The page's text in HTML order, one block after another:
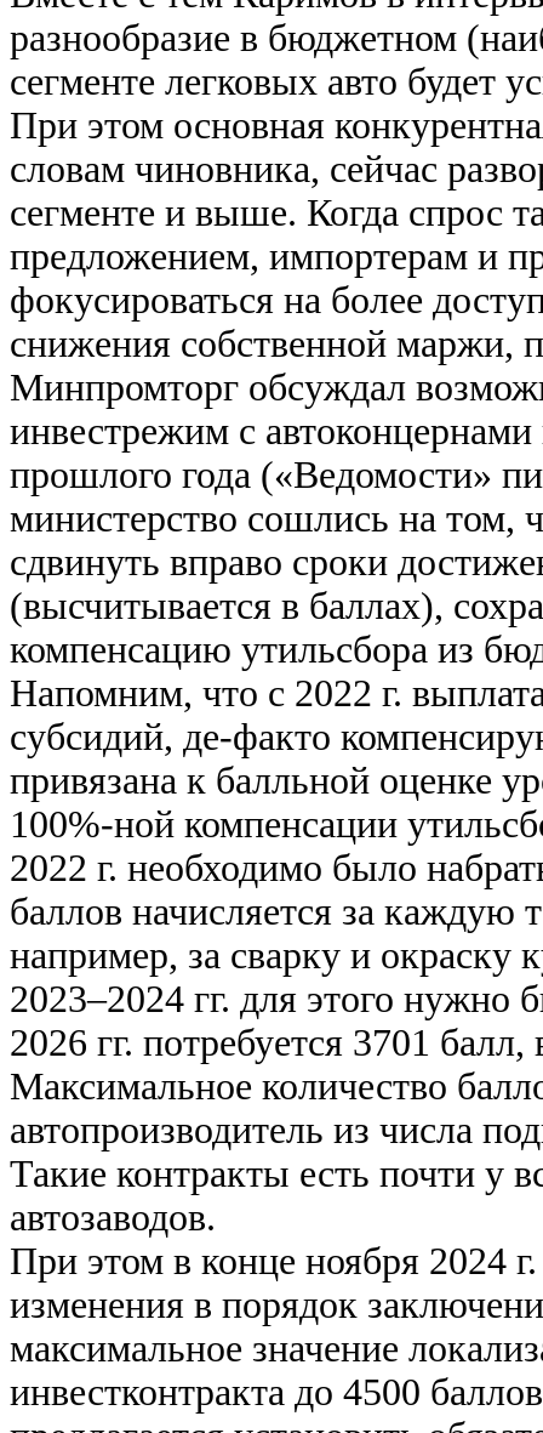
разнообразие в бюджетном
сегменте легковых авто будет
При этом основная
словам чиновника, сейчас
сегменте и выше. Когда спрос
предложением, импортерам и
фокусироваться на более
снижения собственной маржи,
Минпромторг обсуждал
инвестрежим с
прошлого года («Ведомости»
министерство сошлись на том,
сдвинуть вправо сроки
(высчитывается в баллах),
компенсацию утильсбора из
Напомним, что с 2022 г.
субсидий, де-факто
привязана к балльной оценке
100%-ной компенсации
2022 г. необходимо было
баллов начисляется за
например, за сварку и окраску
2023–2024 гг. для этого нужно
2026 гг. потребуется 3701
Максимальное количество
автопроизводитель из числа
Такие контракты есть почти у
автозаводов.
При этом в конце ноября 2024
изменения в порядок
максимальное значение
инвестконтракта до 4500